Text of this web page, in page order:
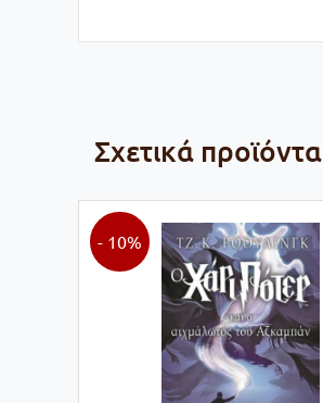
Σχετικά προϊόντα
- 10%